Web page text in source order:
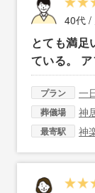
40代 /
とても満足
ている。
プラン 一
葬儀場 神
最寄駅 神